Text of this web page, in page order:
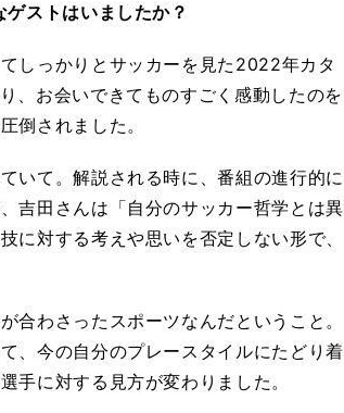
ストはいましたか？
しっかりとサッカーを見た2022年カタ
、お会いできてものすごく感動したのを
倒されました。
いて。解説される時に、番組の進行的に
吉田さんは「自分のサッカー哲学とは異
に対する考えや思いを否定しない形で、
わさったスポーツなんだということ。
、今の自分のプレースタイルにたどり着
手に対する見方が変わりました。